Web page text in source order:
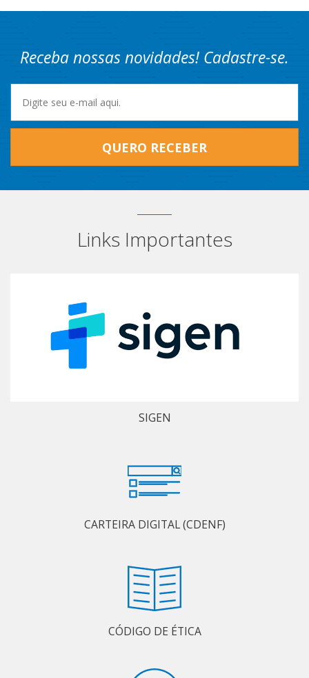
Receba nossas novidades! Cadastre-se.
QUERO RECEBER
Links Importantes
SIGEN
CARTEIRA DIGITAL (CDENF)
CÓDIGO DE ÉTICA